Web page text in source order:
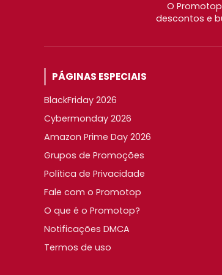
O
descontos e
PÁGINAS ESPECIAIS
BlackFriday 2026
Cybermonday 2026
Amazon Prime Day 2026
Grupos de Promoções
Política de Privacidade
Fale com o Promotop
O que é o Promotop?
Notificações DMCA
Termos de uso